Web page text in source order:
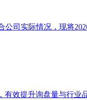
司实际情况，现将
效提升询盘量与行业